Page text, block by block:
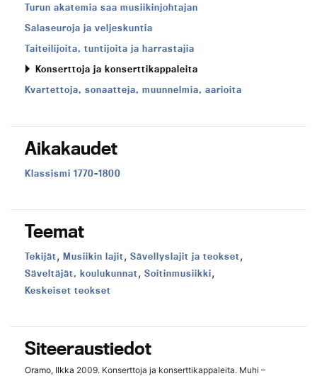
Turun akatemia saa musiikinjohtajan
Salaseuroja ja veljeskuntia
Taiteilijoita, tuntijoita ja harrastajia
Konserttoja ja konserttikappaleita
Kvartettoja, sonaatteja, muunnelmia, aarioita
Aikakaudet
Aikakausi:
Klassismi 1770–1800
Teemat
Teema:
Tekijät, Teema:
Musiikin lajit, Teema:
Sävellyslajit ja teokset,
Teema:
Säveltäjät, koulukunnat, Teema:
Soitinmusiikki,
Teema:
Keskeiset teokset
Siteeraustiedot
Oramo, Ilkka 2009. Konserttoja ja konserttikappaleita. Muhi –